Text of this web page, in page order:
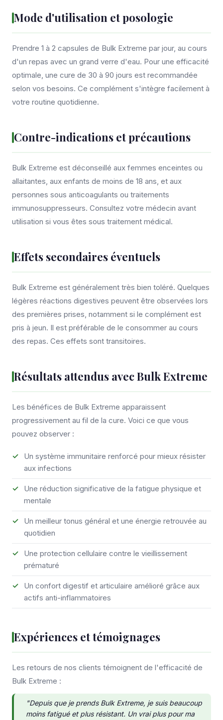
Mode d'utilisation et posologie
Prendre 1 à 2 capsules de Bulk Extreme par jour, au cours
d'un repas avec un grand verre d'eau. Pour une efficacité
optimale, une cure de 30 à 90 jours est recommandée
selon vos besoins. Ce complément s'intègre facilement à
votre routine quotidienne.
Contre-indications et précautions
Bulk Extreme est déconseillé aux femmes enceintes ou
allaitantes, aux enfants de moins de 18 ans, et aux
personnes sous anticoagulants ou traitements
immunosuppresseurs. Consultez votre médecin avant
utilisation si vous êtes sous traitement médical.
Effets secondaires éventuels
Bulk Extreme est généralement très bien toléré. Quelques
légères réactions digestives peuvent être observées lors
des premières prises, notamment si le complément est
pris à jeun. Il est préférable de le consommer au cours
des repas. Ces effets sont transitoires.
Résultats attendus avec Bulk Extreme
Les bénéfices de Bulk Extreme apparaissent
progressivement au fil de la cure. Voici ce que vous
pouvez observer :
Un système immunitaire renforcé pour mieux résister
aux infections
Une réduction significative de la fatigue physique et
mentale
Un meilleur tonus général et une énergie retrouvée au
quotidien
Une protection cellulaire contre le vieillissement
prématuré
Un confort digestif et articulaire amélioré grâce aux
actifs anti-inflammatoires
Expériences et témoignages
Les retours de nos clients témoignent de l'efficacité de
Bulk Extreme :
"Depuis que je prends Bulk Extreme, je suis beaucoup
moins fatigué et plus résistant. Un vrai plus pour ma